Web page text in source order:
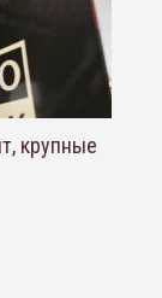
крупные